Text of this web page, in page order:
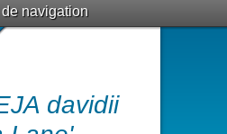
de navigation
davidii